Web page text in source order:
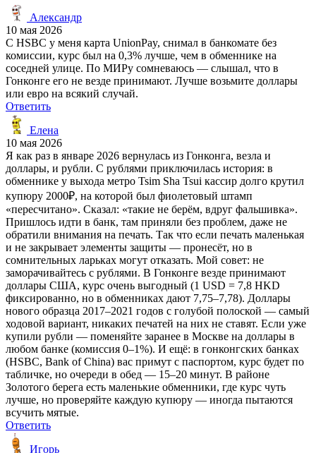
Александр
10 мая 2026
С HSBC у меня карта UnionPay, снимал в банкомате без
комиссии, курс был на 0,3% лучше, чем в обменнике на
соседней улице. По МИРу сомневаюсь — слышал, что в
Гонконге его не везде принимают. Лучше возьмите доллары
или евро на всякий случай.
Ответить
Елена
10 мая 2026
Я как раз в январе 2026 вернулась из Гонконга, везла и
доллары, и рубли. С рублями приключилась история: в
обменнике у выхода метро Tsim Sha Tsui кассир долго крутил
купюру 2000₽, на которой был фиолетовый штамп
«пересчитано». Сказал: «такие не берём, вдруг фальшивка».
Пришлось идти в банк, там приняли без проблем, даже не
обратили внимания на печать. Так что если печать маленькая
и не закрывает элементы защиты — пронесёт, но в
сомнительных ларьках могут отказать. Мой совет: не
заморачивайтесь с рублями. В Гонконге везде принимают
доллары США, курс очень выгодный (1 USD = 7,8 HKD
фиксированно, но в обменниках дают 7,75–7,78). Доллары
нового образца 2017–2021 годов с голубой полоской — самый
ходовой вариант, никаких печатей на них не ставят. Если уже
купили рубли — поменяйте заранее в Москве на доллары в
любом банке (комиссия 0–1%). И ещё: в гонконгских банках
(HSBC, Bank of China) вас примут с паспортом, курс будет по
табличке, но очереди в обед — 15–20 минут. В районе
Золотого берега есть маленькие обменники, где курс чуть
лучше, но проверяйте каждую купюру — иногда пытаются
всучить мятые.
Ответить
Игорь